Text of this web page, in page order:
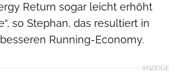
Return sogar leicht erhöht
so Stephan, das resultiert in
Running-Economy.
ANZEIGE